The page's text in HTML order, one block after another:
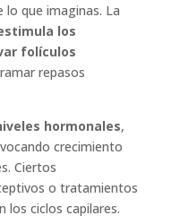
lo que imaginas. La
los
folículos
repasos
hormonales,
crecimiento
Ciertos
o tratamientos
los ciclos capilares.